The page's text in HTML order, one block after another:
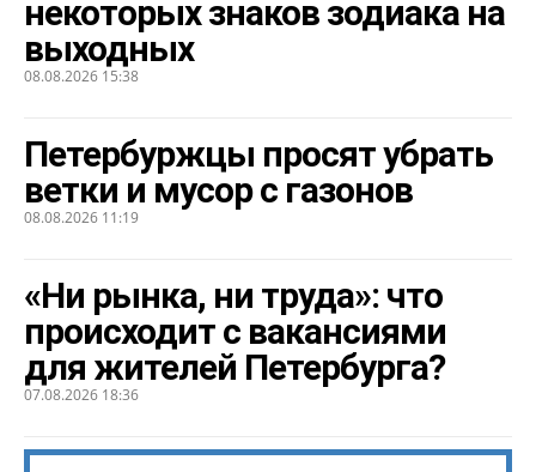
некоторых знаков зодиака на
выходных
08.08.2026 15:38
Петербуржцы просят убрать
ветки и мусор с газонов
08.08.2026 11:19
«Ни рынка, ни труда»: что
происходит с вакансиями
для жителей Петербурга?
07.08.2026 18:36